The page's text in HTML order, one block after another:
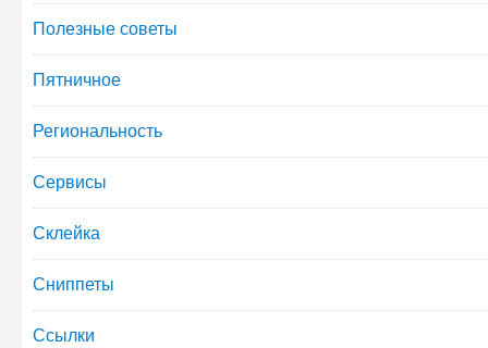
Полезные советы
Пятничное
Региональность
Сервисы
Склейка
Сниппеты
Ссылки